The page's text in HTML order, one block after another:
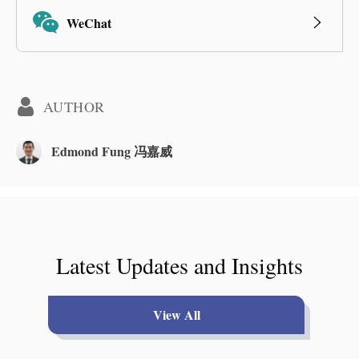
WeChat
AUTHOR
Edmond Fung 冯嘉威
Latest Updates and Insights
View All